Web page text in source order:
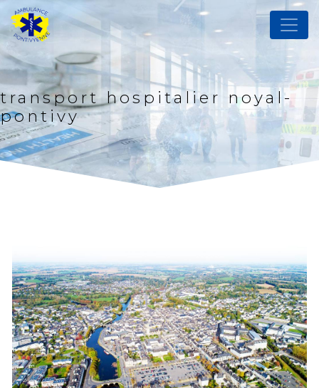
Panneau de gestion des cookies
transport hospitalier noyal-
pontivy